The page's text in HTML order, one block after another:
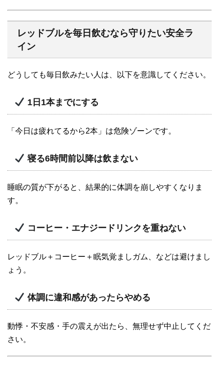
レッドブルを毎日飲むなら守りたい安全ラ
イン
どうしても毎日飲みたい人は、以下を意識してください。
1日1本までにする
「今日は疲れてるから2本」は危険ゾーンです。
寝る6時間前以降は飲まない
睡眠の質が下がると、結果的に体調を崩しやすくなりま
す。
コーヒー・エナジードリンクを重ねない
レッドブル＋コーヒー＋眠気覚ましガム、などは避けまし
ょう。
体調に違和感があったらやめる
動悸・不安感・手の震えが出たら、無理せず中止してくだ
さい。